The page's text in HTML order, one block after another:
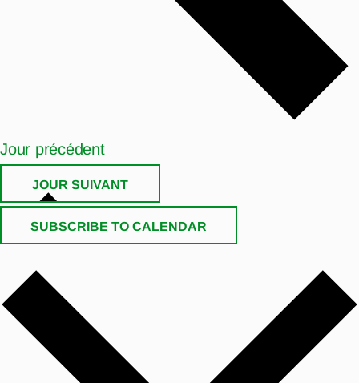
Jour précédent
JOUR SUIVANT
SUBSCRIBE TO CALENDAR